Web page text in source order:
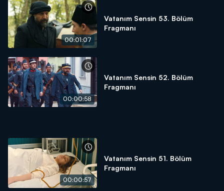
00:01:07
Vatanım Sensin 53. Bölüm
Fragmanı
00:00:58
Vatanım Sensin 52. Bölüm
Fragmanı
00:00:57
Vatanım Sensin 51. Bölüm
Fragmanı